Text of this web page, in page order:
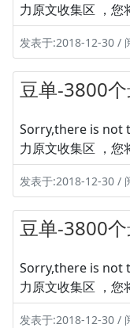
力原文收集区 ，您
发表于:2018-12-30 /
豆单-3800
Sorry,there is not
力原文收集区 ，您
发表于:2018-12-30 /
豆单-3800
Sorry,there is not
力原文收集区 ，您
发表于:2018-12-30 /